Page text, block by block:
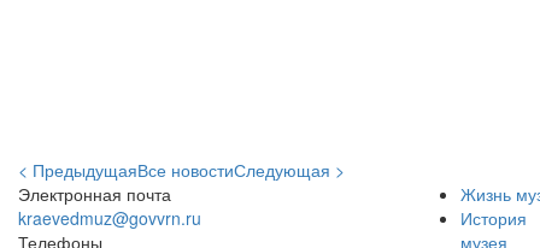
< ПредыдущаяВсе новостиСледующая >
Электронная почта
kraevedmuz@govvrn.ru
Телефоны
Жизнь
История
музея